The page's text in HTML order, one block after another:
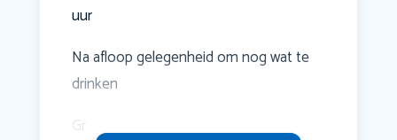
uur
Na afloop gelegenheid om nog wat te
drinken
Gr